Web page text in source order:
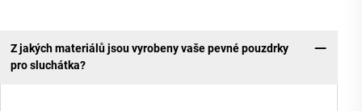
Z jakých materiálů jsou vyrobeny vaše pevné pouzdrky
pro sluchátka?